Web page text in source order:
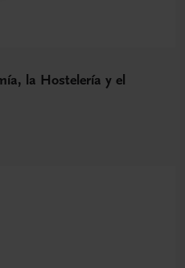
la Hostelería y el